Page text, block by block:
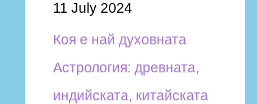
11 July 2024
Коя е най духовната
Астрология: древната,
индийската, китайската